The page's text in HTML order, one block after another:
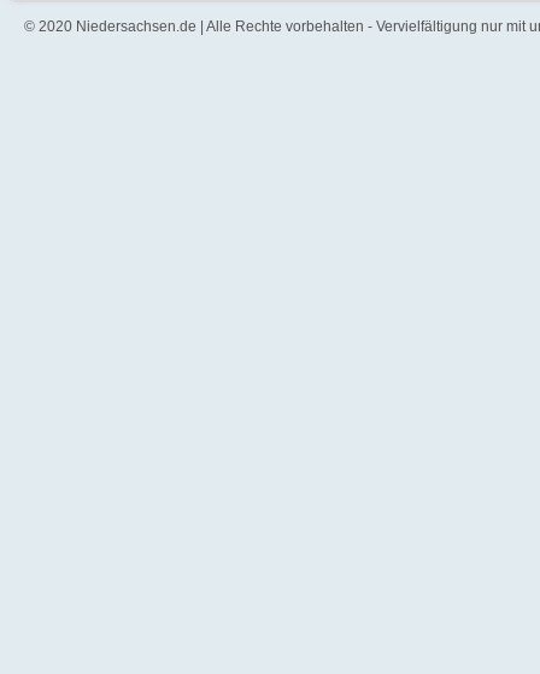
© 2020 Niedersachsen.de | Alle Rechte vorbehalten - Vervielfältigung nur mit